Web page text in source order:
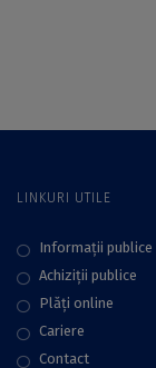
LINKURI UTILE
Informații publice
Achiziții publice
Plăţi online
Cariere
Contact